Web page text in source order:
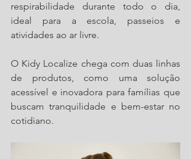
respirabilidade durante todo o dia,
ideal para a escola, passeios e
atividades ao ar livre.
O Kidy Localize chega com duas linhas
de produtos, como uma solução
acessível e inovadora para famílias que
buscam tranquilidade e bem-estar no
cotidiano.